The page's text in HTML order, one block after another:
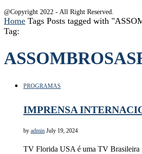
@Copyright 2022 - All Right Reserved.
Home Tags Posts tagged with
Tag:
PROGRAMAS
IMPRENSA
by admin July 19, 2024
TV Florida USA é uma TV Brasileira